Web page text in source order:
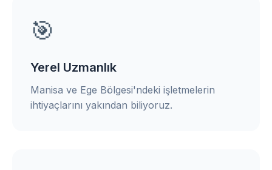
🎯
Yerel Uzmanlık
Manisa ve Ege Bölgesi'ndeki işletmelerin
ihtiyaçlarını yakından biliyoruz.